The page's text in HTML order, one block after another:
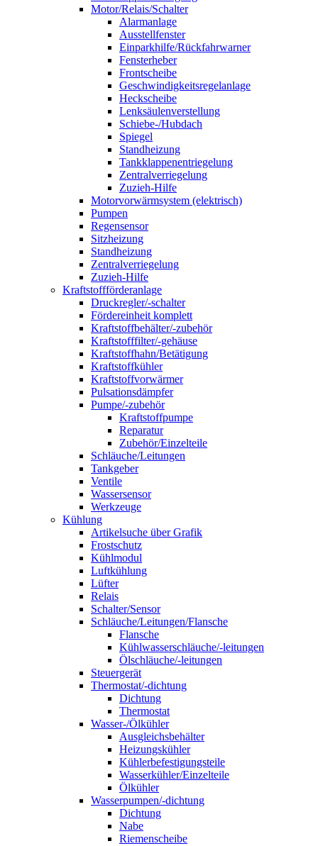
Motor/Relais/Schalter
Alarmanlage
Ausstellfenster
Einparkhilfe/Rückfahrwarner
Fensterheber
Frontscheibe
Geschwindigkeitsregelanlage
Heckscheibe
Lenksäulenverstellung
Schiebe-/Hubdach
Spiegel
Standheizung
Tankklappenentriegelung
Zentralverriegelung
Zuzieh-Hilfe
Motorvorwärmsystem (elektrisch)
Pumpen
Regensensor
Sitzheizung
Standheizung
Zentralverriegelung
Zuzieh-Hilfe
Kraftstoffförderanlage
Druckregler/-schalter
Fördereinheit komplett
Kraftstoffbehälter/-zubehör
Kraftstofffilter/-gehäuse
Kraftstoffhahn/Betätigung
Kraftstoffkühler
Kraftstoffvorwärmer
Pulsationsdämpfer
Pumpe/-zubehör
Kraftstoffpumpe
Reparatur
Zubehör/Einzelteile
Schläuche/Leitungen
Tankgeber
Ventile
Wassersensor
Werkzeuge
Kühlung
Artikelsuche über Grafik
Frostschutz
Kühlmodul
Luftkühlung
Lüfter
Relais
Schalter/Sensor
Schläuche/Leitungen/Flansche
Flansche
Kühlwasserschläuche/-leitungen
Ölschläuche/-leitungen
Steuergerät
Thermostat/-dichtung
Dichtung
Thermostat
Wasser-/Ölkühler
Ausgleichsbehälter
Heizungskühler
Kühlerbefestigungsteile
Wasserkühler/Einzelteile
Ölkühler
Wasserpumpen/-dichtung
Dichtung
Nabe
Riemenscheibe